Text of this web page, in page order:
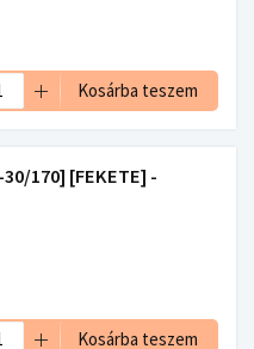
Kosárba teszem
30/170] [FEKETE] -
Kosárba teszem